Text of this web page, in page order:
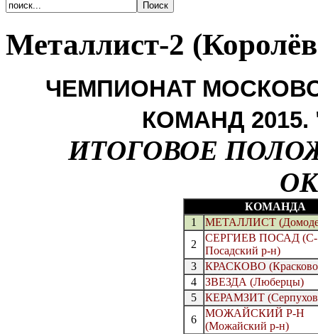
Металлист-2
ЧЕМПИОНАТ
КОМАНД 2015.
ИТОГОВОЕ
КОМАНДА
1
МЕТАЛЛИСТ
2
СЕРГИЕВ ПОСАД (С-
Посадский р-н)
3
КРАСКОВО
4
ЗВЕЗДА (Люберцы)
5
КЕРАМЗИТ
6
МОЖАЙСКИЙ Р-Н
(Можайский р-н)